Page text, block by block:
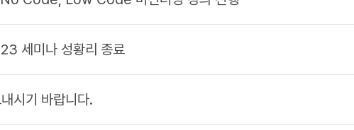
세미나 성황리 종료
시기 바랍니다.